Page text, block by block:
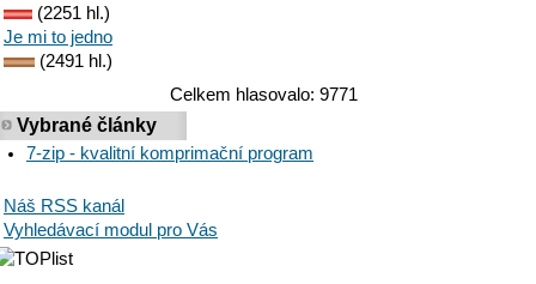
(2251 hl.)
Je mi to jedno
(2491 hl.)
Celkem hlasovalo: 9771
Vybrané články
7-zip - kvalitní komprimační program
Náš RSS kanál
Vyhledávací modul pro Vás